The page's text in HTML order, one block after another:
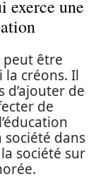
exerce une
peut être
la créons. Il
de
de
société dans
société sur